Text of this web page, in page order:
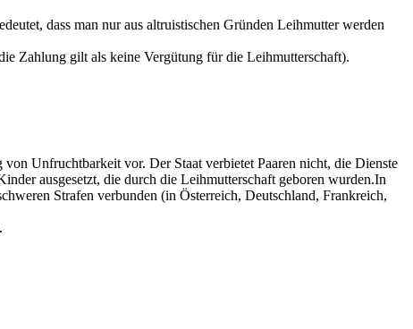
dass man nur aus altruistischen Gründen Leihmutter werden
Zahlung gilt als keine Vergütung für die Leihmutterschaft).
Unfruchtbarkeit vor. Der Staat verbietet Paaren nicht, die Dienste
ausgesetzt, die durch die Leihmutterschaft geboren wurden.In
Strafen verbunden (in Österreich, Deutschland, Frankreich,